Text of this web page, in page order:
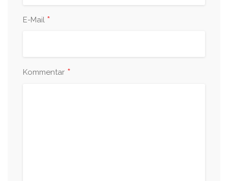
E-Mail *
Kommentar *